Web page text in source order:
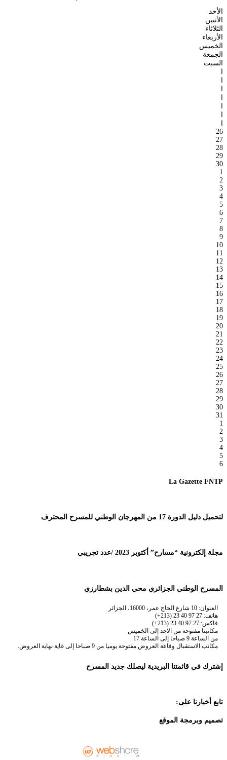
الأحد
الأثنين
الثلاثاء
الأربعاء
الخميس
الجمعة
السبت
26
27
28
29
30
1
2
3
4
5
6
7
8
9
10
11
12
13
14
15
16
17
18
19
20
21
22
23
24
25
26
27
28
29
30
31
1
2
3
4
5
6
La Gazette FNTP
لتحميل دليل الدورة 17 من المهرجان الوطني للمسرح المحترف
مجلة إلكترونية “مسارح” أكتوبر 2023 /عدد تجريبي
المسرح الوطني الجزائري محي الدين بشطارزي
العنوان: 10 شارع الحاج عمر، 16000، الجزائر
هاتف: 27 97 40 23 (213+)
فاكس: 27 97 40 23 (213+)
مكاتبنا مفتوحة من الاحد إلى الخميس
من الساعة 9 صباحا إلى الساعة 17 .
مكاتب الاستقبال وقاعة العروض مفتوحة يوميا من 9 صباحا إلى غاية نهاية العروض.
إشترك في قائمتنا البريدية ليصلك جديد المسرح
تابع أخبارنا على:
تصميم وبرمجة الموقع